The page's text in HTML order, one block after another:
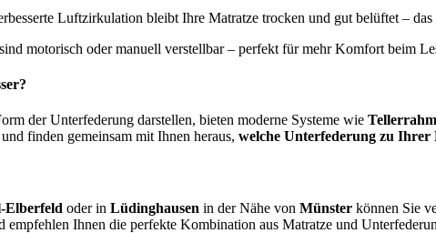
Luftzirkulation bleibt Ihre Matratze trocken und gut belüftet –
motorisch oder manuell verstellbar – perfekt für mehr Komfort beim
der Unterfederung darstellen, bieten moderne Systeme wie
finden gemeinsam mit Ihnen heraus, welche Unterfederung zu
Elberfeld oder in Lüdinghausen in der Nähe von Münster können Sie
empfehlen Ihnen die perfekte Kombination aus Matratze und